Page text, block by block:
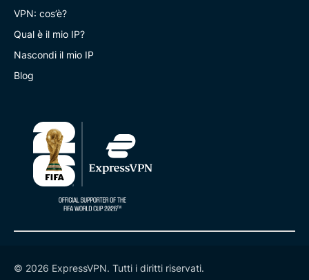
VPN: cos’è?
Qual è il mio IP?
Nascondi il mio IP
Blog
© 2026 ExpressVPN. Tutti i diritti riservati.